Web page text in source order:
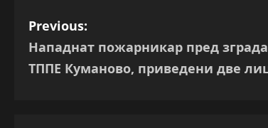
P
o
Previous:
Нападнат пожарникар пред
ТППЕ Куманово, приведени две